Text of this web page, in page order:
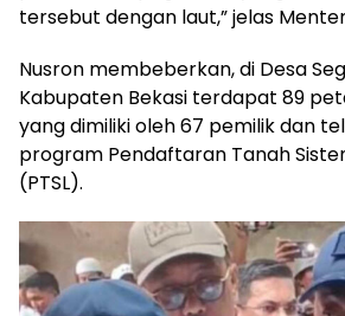
tersebut dengan laut,” jelas
Nusron membeberkan, di Desa
Kabupaten Bekasi terdapat 89
yang dimiliki oleh 67 pemilik dan
program Pendaftaran Tanah
(PTSL).